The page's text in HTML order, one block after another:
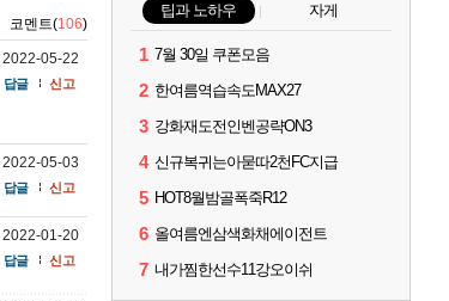
코멘트(106)
2022-05-22
답글 신고
2022-05-03
답글 신고
2022-01-20
답글 신고
팁과 노하우 자게
1 7월 30일 쿠폰모음
2 한여름역습속도MAX27
3 강화재도전인벤공략ON3
4 신규복귀는아묻따2천FC지급
5 HOT8월밤골폭죽R12
6 올여름엔삼색화채에이전트
7 내가찜한선수11강오이쉬